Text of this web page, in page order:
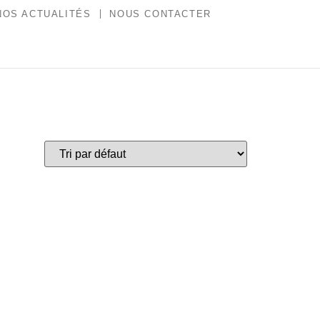
ACTUALITÉS NOUS CONTACTER